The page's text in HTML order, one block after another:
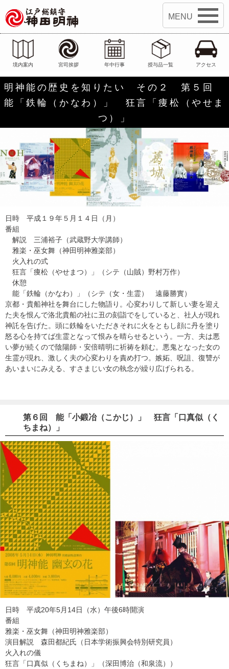
境内案内 宮司挨拶 年中行事 授与品一覧 アクセス
明神能の歴史を知りたい その２ 第５回
能「鉄輪（かなわ）」 狂言「痩松（やせま
つ）」
日時 平成１９年５月１４日（月）
番組
解説 三浦裕子（武蔵野大学講師）
雅楽・巫女舞（神田明神雅楽部）
火入れの式
狂言「痩松（やせまつ）」（シテ（山賊）野村万作）
休憩
能「鉄輪（かなわ）」（シテ（女・生霊） 遠藤勝實）
京都・貴船神社を舞台にした物語り。心変わりして新しい妻を迎え
た夫を恨んで洛北貴船の社に丑の刻詣でをしていると、社人が現れ
神託を告げた。頭に鉄輪をいただきそれに火をともし顔に丹を塗り
怒る心を持てば生霊となって恨みを晴らせるという。一方、夫は悪
い夢が続くので陰陽師・安倍晴明に祈祷を頼む。悪鬼となった女の
生霊が現れ、激しく夫の心変わりを責め打つ。嫉妬、呪詛、復讐が
あいまいにみえる、すさまじい女の執念が繰り広げられる。
第６回 能「小鍛冶（こかじ）」 狂言「口真似（く
ちまね）」
日時 平成20年5月14日（水）午後6時開演
番組
雅楽・巫女舞（神田明神雅楽部）
演目解説 森田都紀氏（日本学術振興会特別研究員）
火入れの儀
狂言「口真似（くちまね）」（深田博治（和泉流））